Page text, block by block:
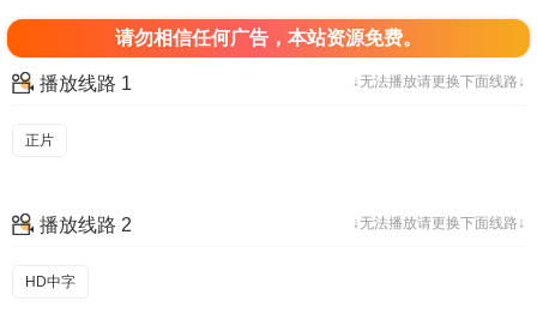
请勿相信任何广告，本站资源免费。
↓无法播放请更换下面线路↓
播放线路 1
正片
↓无法播放请更换下面线路↓
播放线路 2
HD中字